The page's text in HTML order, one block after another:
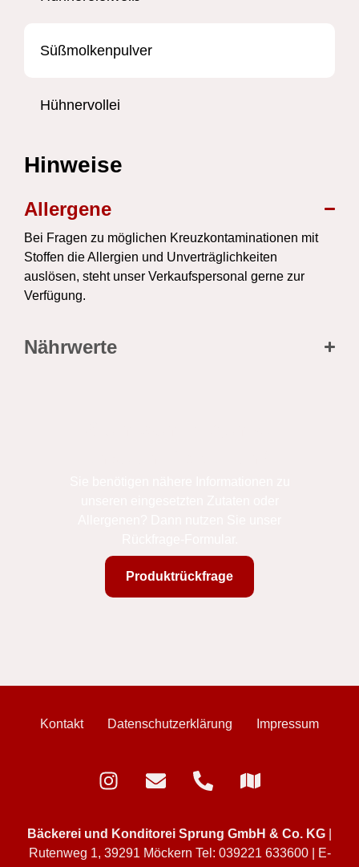
Süßmolkenpulver
Hühnervollei
Hinweise
Allergene
Bei Fragen zu möglichen Kreuzkontaminationen mit
Stoffen die Allergien und Unverträglichkeiten
auslösen, steht unser Verkaufspersonal gerne zur
Verfügung.
Nährwerte
Produktrückfrage
Kontakt Datenschutzerklärung Impressum
Bäckerei und Konditorei Sprung GmbH & Co. KG
Rutenweg 1, 39291 Möckern Tel: 039221 633600| E-